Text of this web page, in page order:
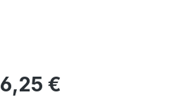
Regulärer Preis:
6,25 €